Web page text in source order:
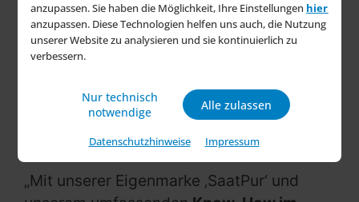
anzupassen. Sie haben die Möglichkeit, Ihre Einstellungen hier
anzupassen. Diese Technologien helfen uns auch, die Nutzung
unserer Website zu analysieren und sie kontinuierlich zu
verbessern.
Nur technisch
notwendige
Alle zulassen
Datenschutzhinweise Impressum
Blumen, steigt laut dem Unternehmen
kontinuierlich. Als Gründe nennt die
Saatzucht Bardowick die aktuelle
landwirtschaftlicher Betriebe und das
wachsende Bewusstsein für gesunde
Nahrungsmittel – besonders für Kinder.
„Mit unserer Eigenmarke ‚SaatPur‘ und